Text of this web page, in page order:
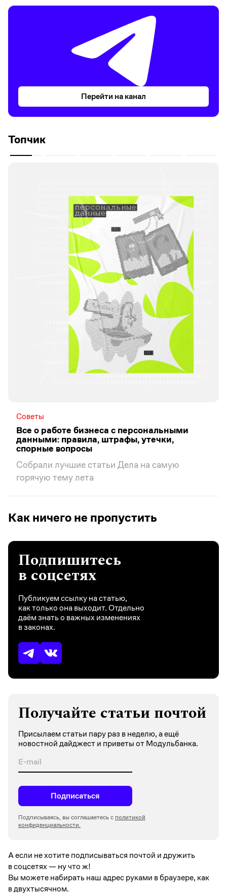
Перейти на канал
Топчик
Советы
Все о работе бизнеса с персональными
данными: правила, штрафы, утечки,
спорные вопросы
Собрали лучшие статьи Дела на самую
горячую тему лета
Как ничего не пропустить
Подпишитесь
в соцсетях
Публикуем ссылку на статью,
как только она выходит. Отдельно
даём знать о важных изменениях
в законах.
Получайте статьи почтой
Присылаем статьи пару раз в неделю, а ещё
новостной дайджест и приветы от Модульбанка.
Подписаться
Подписываясь, вы соглашаетесь с политикой
конфиденциальности.
А если не хотите подписываться почтой и дружить
в соцсетях —ну что ж!
Вы можете набирать наш адрес руками в браузере, как
в двухтысячном.